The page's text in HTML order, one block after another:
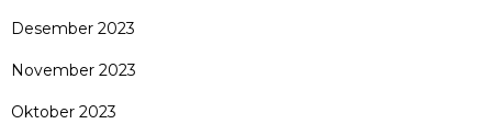
Desember 2023
November 2023
Oktober 2023